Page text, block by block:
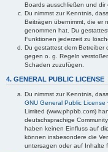
Boards ausschließen und dir
Du nimmst zur Kenntnis,
Beiträgen übernimmt, die er
genommen hat. Du
Funktionen jederzeit zu
Du gestattest dem Betreiber
gegen o. g. Regeln
Schaden zuzufügen.
4. GENERAL PUBLIC LICENSE
Du nimmst zur Kenntnis,
GNU General Public License
Limited (www.phpbb.com)
deutschsprachige
haben keinen Einfluss auf
können insbesondere die
untersagen oder auf Inhalte